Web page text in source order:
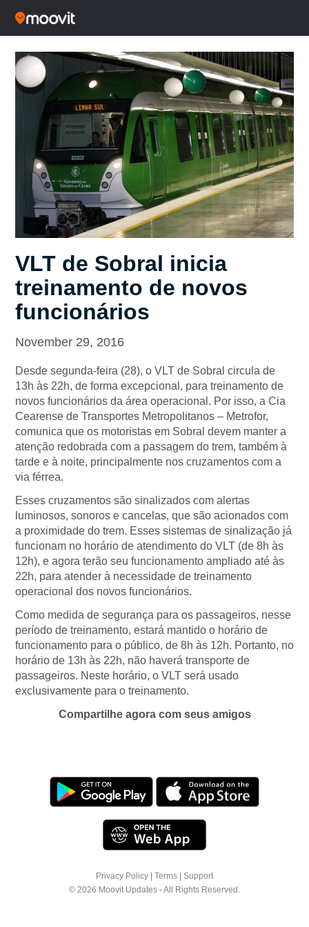
VLT de Sobral inicia
treinamento de novos
funcionários
November 29, 2016
Desde segunda-feira (28), o VLT de Sobral circula de
13h às 22h, de forma excepcional, para treinamento de
novos funcionários da área operacional. Por isso, a Cia
Cearense de Transportes Metropolitanos – Metrofor,
comunica que os motoristas em Sobral devem manter a
atenção redobrada com a passagem do trem, também à
tarde e à noite, principalmente nos cruzamentos com a
via férrea.
Esses cruzamentos são sinalizados com alertas
luminosos, sonoros e cancelas, que são acionados com
a proximidade do trem. Esses sistemas de sinalização já
funcionam no horário de atendimento do VLT (de 8h às
12h), e agora terão seu funcionamento ampliado até às
22h, para atender à necessidade de treinamento
operacional dos novos funcionários.
Como medida de segurança para os passageiros, nesse
período de treinamento, estará mantido o horário de
funcionamento para o público, de 8h às 12h. Portanto, no
horário de 13h às 22h, não haverá transporte de
passageiros. Neste horário, o VLT será usado
exclusivamente para o treinamento.
Compartilhe agora com seus amigos
Privacy Policy | Terms | Support
© 2026 Moovit Updates - All Rights Reserved.